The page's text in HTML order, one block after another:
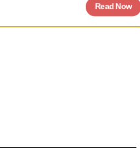
Read Now